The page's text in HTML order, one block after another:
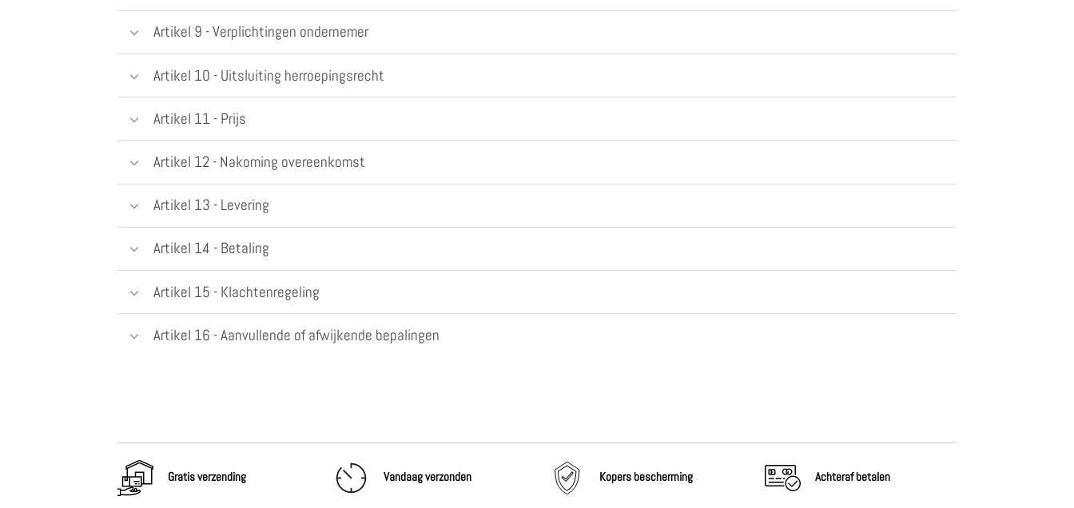
Artikel 9 - Verplichtingen ondernemer
Artikel 10 - Uitsluiting herroepingsrecht
Artikel 11 - Prijs
Artikel 12 - Nakoming overeenkomst
Artikel 13 - Levering
Artikel 14 - Betaling
Artikel 15 - Klachtenregeling
Artikel 16 - Aanvullende of afwijkende bepalingen
Gratis verzending Vandaag verzonden Kopers bescherming Achterafbetalen